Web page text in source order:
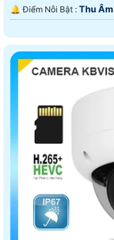
️🔔 Điểm Nỗi Bật : Thu